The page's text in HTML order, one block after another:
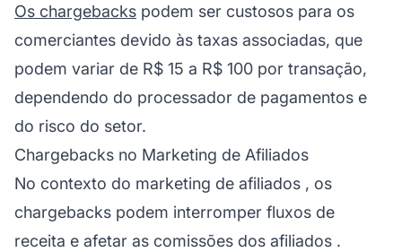
Os chargebacks podem ser custosos para os
comerciantes devido às taxas associadas, que
podem variar de R$ 15 a R$ 100 por transação,
dependendo do processador de pagamentos e
do risco do setor.
Chargebacks no Marketing de Afiliados
No contexto do marketing de afiliados , os
chargebacks podem interromper fluxos de
receita e afetar as comissões dos afiliados .